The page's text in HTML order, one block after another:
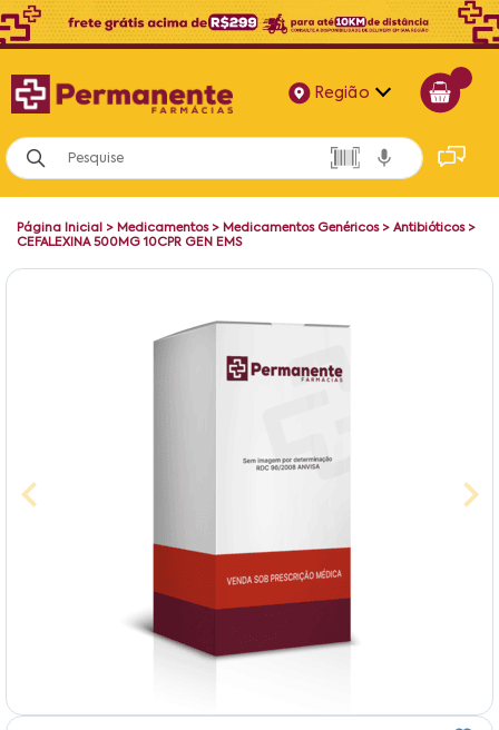
Região
Alagoas
Bahia
Página Inicial > Medicamentos> Medicamentos Genéricos> Antibióticos>
CEFALEXINA 500MG 10CPR GEN EMS